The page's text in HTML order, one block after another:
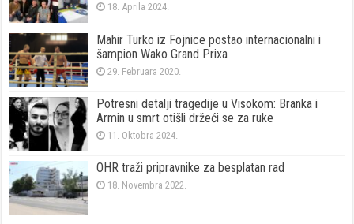
18. Aprila 2024.
Mahir Turko iz Fojnice postao internacionalni i
šampion Wako Grand Prixa
29. Februara 2020.
Potresni detalji tragedije u Visokom: Branka i
Armin u smrt otišli držeći se za ruke
11. Oktobra 2024.
OHR traži pripravnike za besplatan rad
18. Novembra 2022.